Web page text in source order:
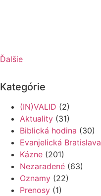
Ďalšie
Kategórie
(IN)VALID (2)
Aktuality (31)
Biblická hodina (30)
Evanjelická Bratislava
Kázne (201)
Nezaradené (63)
Oznamy (22)
Prenosy (1)